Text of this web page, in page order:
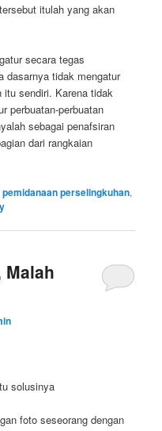
itulah yang akan
secara tegas
dasarnya tidak mengatur
itu sendiri. Karena tidak
perbuatan-perbuatan
sebagai penafsiran
dari rangkaian
pemidanaan perselingkuhan,
Malah
solusinya
foto seseorang dengan